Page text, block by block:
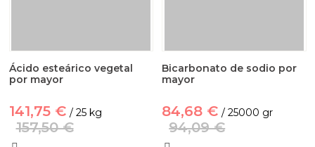
Ácido esteárico vegetal
por mayor
141,75 € / 25 kg
157,50 €
Bicarbonato de sodio por
mayor
84,68 € / 25000 gr
94,09 €